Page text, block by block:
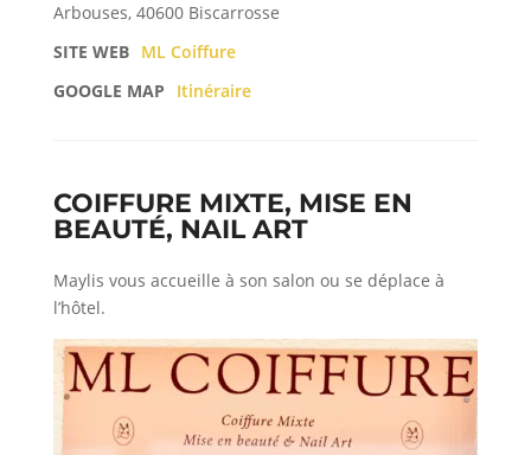
Arbouses, 40600 Biscarrosse
SITE WEB ML Coiffure
GOOGLE MAP
Itinéraire
COIFFURE MIXTE, MISE EN
BEAUTÉ, NAIL ART
Maylis vous accueille à son salon ou se déplace à
l’hôtel.